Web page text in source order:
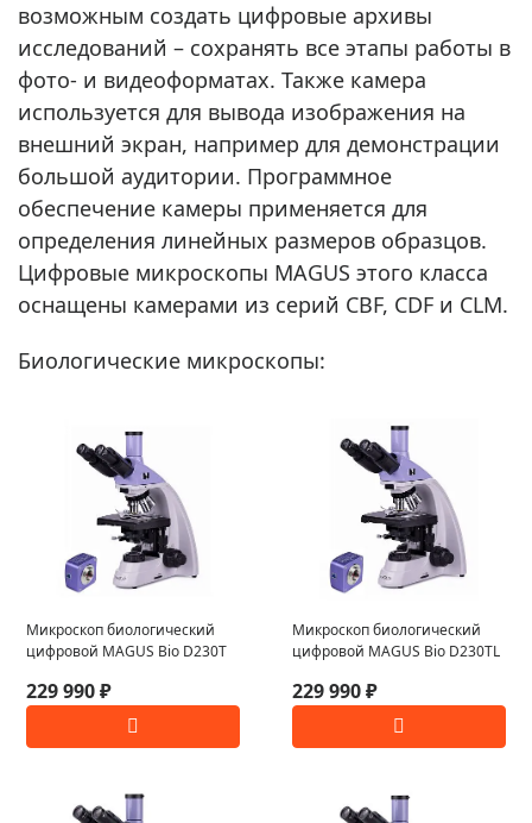
возможным создать цифровые архивы
исследований – сохранять все этапы работы в
фото- и видеоформатах. Также камера
используется для вывода изображения на
внешний экран, например для демонстрации
большой аудитории. Программное
обеспечение камеры применяется для
определения линейных размеров образцов.
Цифровые микроскопы MAGUS этого класса
оснащены камерами из серий CBF, CDF и CLM.
Биологические микроскопы:
Микроскоп биологический
цифровой MAGUS Bio D230T
229 990 ₽
Микроскоп биологический
цифровой MAGUS Bio D230TL
229 990 ₽